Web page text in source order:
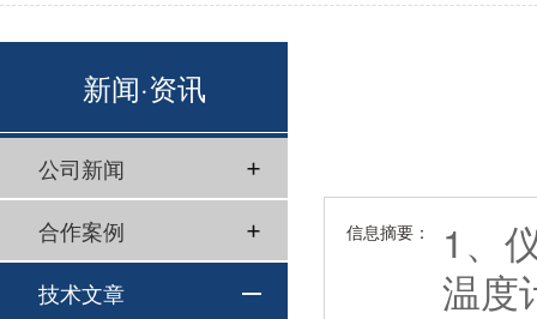
信息摘要：
1、
温度
新闻·资讯
公司新闻
合作案例
技术文章